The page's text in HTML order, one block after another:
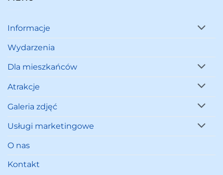
Informacje
Wydarzenia
Dla mieszkańców
Atrakcje
Galeria zdjęć
Usługi marketingowe
O nas
Kontakt